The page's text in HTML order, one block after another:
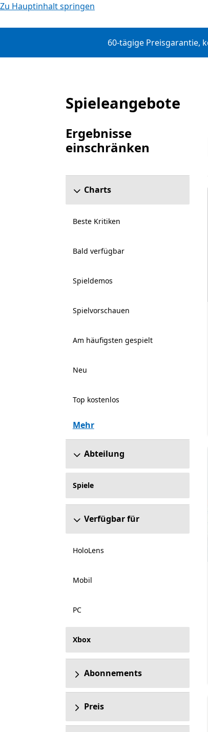
Zu Hauptinhalt springen
60-tägige Preisgarantie,
Angebote
Spieleangebote
Ergebnisse
einschränken
Abschnitt „Ergebnisse einschränken“
Charts
Beste Kritiken
Bald verfügbar
Spieldemos
Spielvorschauen
Am häufigsten gespielt
Neu
Top kostenlos
Mehr
Abteilung
Spiele
Verfügbar für
HoloLens
Mobil
PC
Xbox
Abonnements
Preis